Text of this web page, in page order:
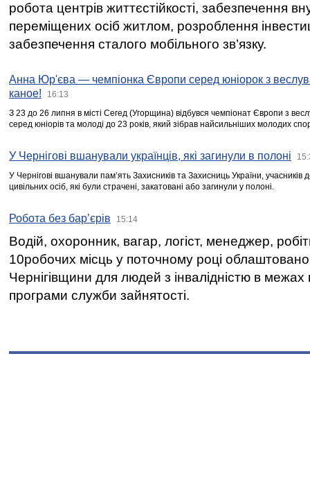
робота центрів життєстійкості, забезпечення
переміщених осіб житлом, розроблення
забезпечення сталого мобільного зв’язку.
Анна Юр'єва — чемпіонка Європи серед юніорок з
каное!
16:13
З 23 до 26 липня в місті Сегед (Угорщина) відбувся чемпіонат Європи з
серед юніорів та молоді до 23 років, який зібрав найсильніших молодих
У Чернігові вшанували українців, які загинули в полоні
У Чернігові вшанували пам’ять Захисників та Захисниць України,
цивільних осіб, які були страчені, закатовані або загинули у полоні.
Робота без бар’єрів 15:14
Водій, охоронник, вагар, логіст, менеджер,
10робочих місць у поточному році
Чернігівщини для людей з інвалідністю в межах
програми служби зайнятості.